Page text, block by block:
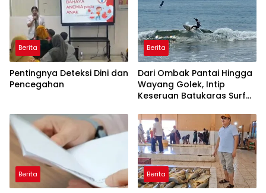
Berita
Pentingnya Deteksi Dini dan
Pencegahan
Berita
Dari Ombak Pantai Hingga
Wayang Golek, Intip
Keseruan Batukaras Surf
Berita Berita